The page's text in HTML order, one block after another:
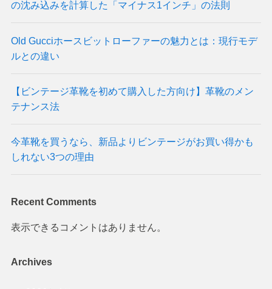
の沈み込みを計算した「マイナス1インチ」の法則
Old Gucciホースビットローファーの魅力とは：現行モデ
ルとの違い
【ビンテージ革靴を初めて購入した方向け】革靴のメン
テナンス法
今革靴を買うなら、新品よりビンテージがお買い得かも
しれない3つの理由
Recent Comments
表示できるコメントはありません。
Archives